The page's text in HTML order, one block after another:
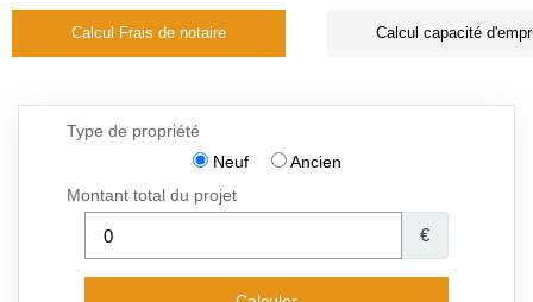
Calcul Frais de notaire Calcul capacité